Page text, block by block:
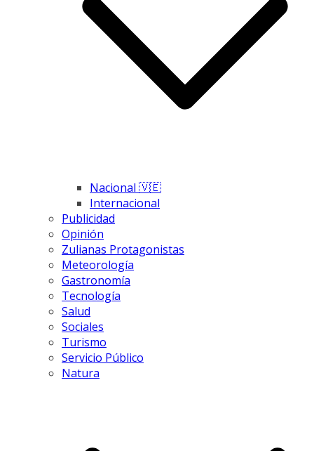
Nacional 🇻🇪
Internacional
Publicidad
Opinión
Zulianas Protagonistas
Meteorología
Gastronomía
Tecnología
Salud
Sociales
Turismo
Servicio Público
Natura